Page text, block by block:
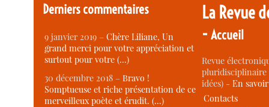
Derniers commentaires
9 janvier 2019 –Chère Liliane, Un
grand merci pour votre appréciation et
surtout pour votre (…)
30 décembre 2018 –Bravo !
Somptueuse et riche présentation de ce
merveilleux poète et érudit. (…)
La Revue
-Accueil
Revue
idées) -En
Contacts